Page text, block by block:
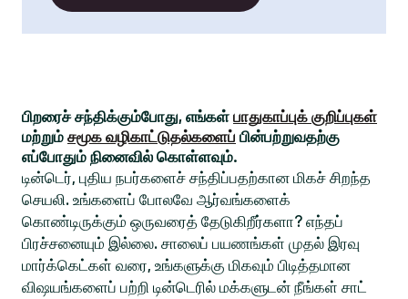
பிறரைச் சந்திக்கும்போது, எங்கள் பாதுகாப்புக் குறிப்புகள்
மற்றும் சமூக வழிகாட்டுதல்களைப் பின்பற்றுவதற்கு
எப்போதும் நினைவில் கொள்ளவும்.
டின்டெர், புதிய நபர்களைச் சந்திப்பதற்கான மிகச் சிறந்த
செயலி. உங்களைப் போலவே ஆர்வங்களைக்
கொண்டிருக்கும் ஒருவரைத் தேடுகிறீர்களா? எந்தப்
பிரச்சனையும் இல்லை. சாலைப் பயணங்கள் முதல் இரவு
மார்க்கெட்கள் வரை, உங்களுக்கு மிகவும் பிடித்தமான
விஷயங்களைப் பற்றி டின்டெரில் மக்களுடன் நீங்கள் சாட்